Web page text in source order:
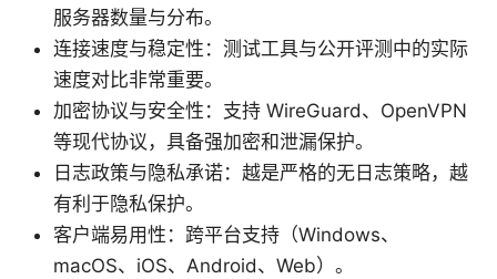
服务器数量与分布。
连接速度与稳定性：测试工具与公开评测中的实际
速度对比非常重要。
加密协议与安全性：支持 WireGuard、OpenVPN
等现代协议，具备强加密和泄漏保护。
日志政策与隐私承诺：越是严格的无日志策略，越
有利于隐私保护。
客户端易用性：跨平台支持（Windows、
macOS、iOS、Android、Web）。